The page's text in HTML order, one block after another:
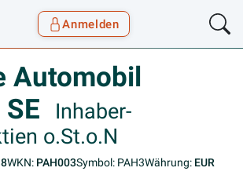
Anmelden
Automobil
Inhaber-
o.St.o.N
WKN: PAH003Symbol: PAH3Währung: EUR